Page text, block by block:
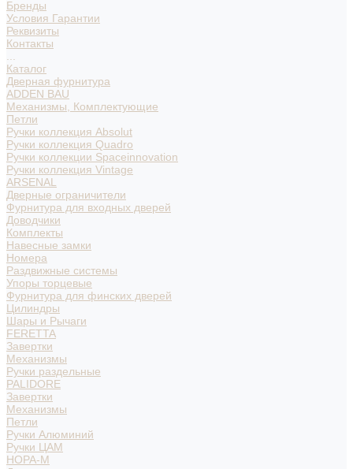
Бренды
Условия Гарантии
Реквизиты
Контакты
Каталог
Дверная фурнитура
ADDEN BAU
Механизмы, Комплектующие
Петли
Ручки коллекция Absolut
Ручки коллекция Quadro
Ручки коллекции Spaceinnovation
Ручки коллекция Vintage
ARSENAL
Дверные ограничители
Фурнитура для входных дверей
Доводчики
Комплекты
Навесные замки
Номера
Раздвижные системы
Упоры торцевые
Фурнитура для финских дверей
Цилиндры
Шары и Рычаги
FERETTA
Завертки
Механизмы
Ручки раздельные
PALIDORE
Завертки
Механизмы
Петли
Ручки Алюминий
Ручки ЦАМ
НОРА-М